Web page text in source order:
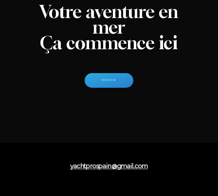
Votre aventure en
mer
Ça commence ici
R E S ERV AR
yachtprospain@gmail.com